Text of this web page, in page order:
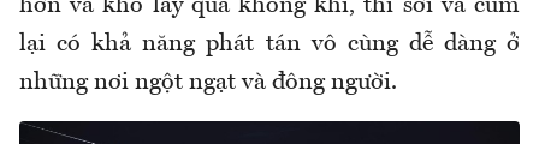
hơn và khó lâyqua không khí, thì sởi và cúm
lại có khả năng phát tán vô cùng dễ dàng ở
những nơi ngột ngạt và đông người.